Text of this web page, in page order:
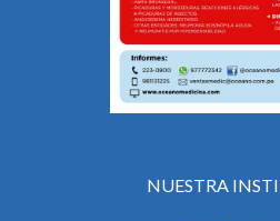
NUESTRA